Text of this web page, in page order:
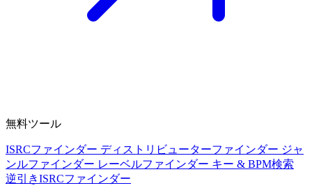
無料ツール
ISRCファインダー ディストリビューターファインダー ジャ
ンルファインダー レーベルファインダー キー & BPM検索
逆引きISRCファインダー